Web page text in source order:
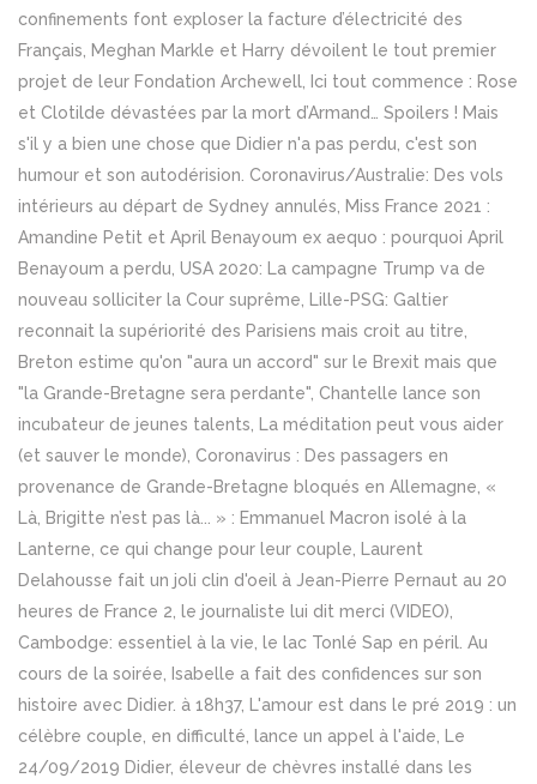
confinements font exploser la facture d’électricité des
Français, Meghan Markle et Harry dévoilent le tout premier
projet de leur Fondation Archewell, Ici tout commence : Rose
et Clotilde dévastées par la mort d’Armand… Spoilers ! Mais
s'il y a bien une chose que Didier n'a pas perdu, c'est son
humour et son autodérision. Coronavirus/Australie: Des vols
intérieurs au départ de Sydney annulés, Miss France 2021 :
Amandine Petit et April Benayoum ex aequo : pourquoi April
Benayoum a perdu, USA 2020: La campagne Trump va de
nouveau solliciter la Cour suprême, Lille-PSG: Galtier
reconnait la supériorité des Parisiens mais croit au titre,
Breton estime qu'on "aura un accord" sur le Brexit mais que
"la Grande-Bretagne sera perdante", Chantelle lance son
incubateur de jeunes talents, La méditation peut vous aider
(et sauver le monde), Coronavirus : Des passagers en
provenance de Grande-Bretagne bloqués en Allemagne, «
Là, Brigitte n’est pas là... » : Emmanuel Macron isolé à la
Lanterne, ce qui change pour leur couple, Laurent
Delahousse fait un joli clin d'oeil à Jean-Pierre Pernaut au 20
heures de France 2, le journaliste lui dit merci (VIDEO),
Cambodge: essentiel à la vie, le lac Tonlé Sap en péril. Au
cours de la soirée, Isabelle a fait des confidences sur son
histoire avec Didier. à 18h37, L'amour est dans le pré 2019 : un
célèbre couple, en difficulté, lance un appel à l'aide, Le
24/09/2019 Didier, éleveur de chèvres installé dans les